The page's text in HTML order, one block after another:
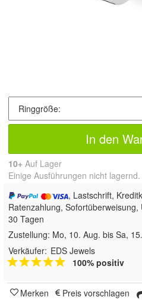
In den
10+ Auf Lager
Einige Ausführungen nicht lagernd.
, Lastschrift,
Ratenzahlung,
30 Tagen
Zustellung: Mo, 10. Aug. bis Sa,
Verkäufer: EDS Jewels
100% positiv
Merken Preis vorschlagen